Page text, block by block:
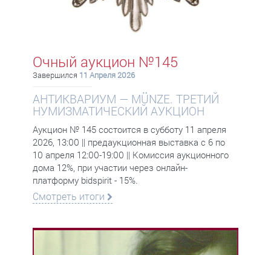
Очный аукцион №145
Завершился 11 Апреля 2026
АНТИКВАРИУМ — MÜNZE. ТРЕТИЙ
НУМИЗМАТИЧЕСКИЙ АУКЦИОН
Аукцион № 145 состоится в субботу 11 апреля
2026, 13:00 || предаукционная выставка с 6 по
10 апреля 12:00-19:00 || Комиссия аукционного
дома 12%, при участии через онлайн-
платформу bidspirit - 15%.
Смотреть итоги